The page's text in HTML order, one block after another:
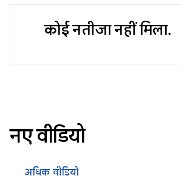
कोई नतीजा नहीं मिला.
नए वीडियो
अधिक वीडियो